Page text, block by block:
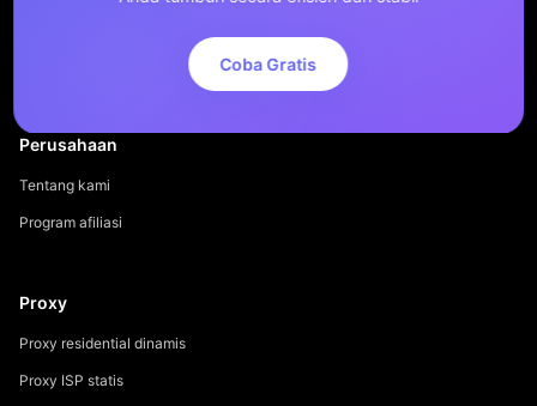
Coba Gratis
Perusahaan
Tentang kami
Program afiliasi
Proxy
Proxy residential dinamis
Proxy ISP statis